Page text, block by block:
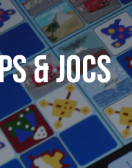
& Jocs